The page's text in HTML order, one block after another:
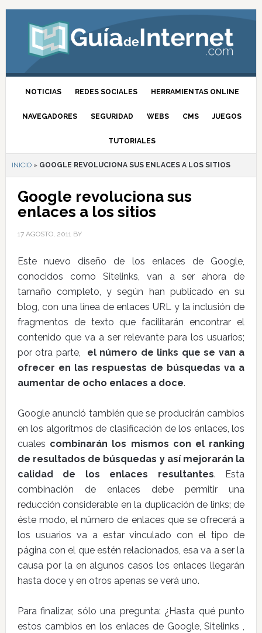
NOTICIAS REDES SOCIALES HERRAMIENTAS ONLINE
NAVEGADORES SEGURIDAD WEBS CMS JUEGOS
TUTORIALES
INICIO» GOOGLE REVOLUCIONA SUS ENLACES A LOS SITIOS
Google revoluciona sus
enlaces a los sitios
17 AGOSTO, 2011BY
Este nuevo diseño de los enlaces de Google,
conocidos como Sitelinks, van a ser ahora de
tamaño completo, y según han publicado en su
blog, con una línea de enlaces URL y la inclusión de
fragmentos de texto que facilitarán encontrar el
contenido que va a ser relevante para los usuarios;
por otra parte, el número de links que se van a
ofrecer en las respuestas de búsquedas va a
aumentar de ocho enlaces a doce.
Google anunció también que se producirán cambios
en los algoritmos de clasificación de los enlaces, los
cuales combinarán los mismos con el ranking
de resultados de búsquedas y así mejorarán la
calidad de los enlaces resultantes. Esta
combinación de enlaces debe permitir una
reducción considerable en la duplicación de links; de
éste modo, el número de enlaces que se ofrecerá a
los usuarios va a estar vinculado con el tipo de
página con el que estén relacionados, esa va a ser la
causa por la en algunos casos los enlaces llegarán
hasta doce y en otros apenas se verá uno.
Para finalizar, sólo una pregunta: ¿Hasta qué punto
estos cambios en los enlaces de Google, Sitelinks ,